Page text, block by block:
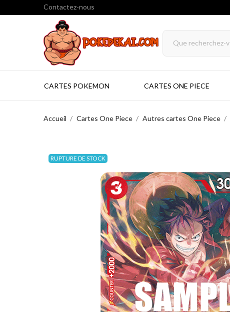
Contactez-nous
CARTES POKEMON CARTES ONE PIECE
Accueil Cartes One Piece Autres cartes One Piece
RUPTURE DE STOCK